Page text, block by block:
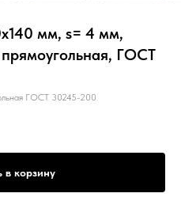
мм, s= 4 мм,
ГОСТ
ГОСТ 30245-200
в корзину